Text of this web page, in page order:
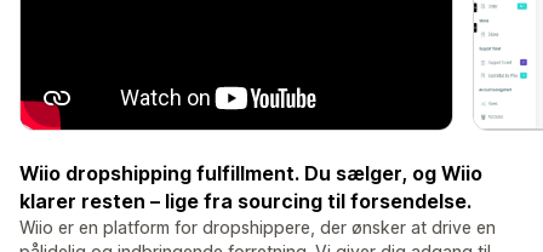
Wiio dropshipping fulfillment. Du sælger, og Wiio
klarer resten – lige fra sourcing til forsendelse.
Wiio er en platform for dropshippere, der ønsker at drive en